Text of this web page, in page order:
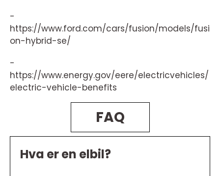
-
https://www.ford.com/cars/fusion/models/fusi
on-hybrid-se/
-
https://www.energy.gov/eere/electricvehicles/
electric-vehicle-benefits
FAQ
Hva er en elbil?